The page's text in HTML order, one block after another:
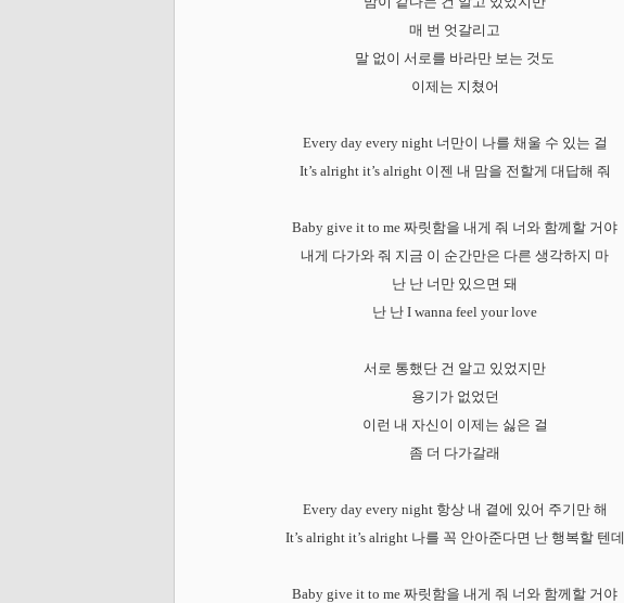
매 번 엇갈리고
말 없이 서로를 바라만 보는 것도
이제는 지쳤어
Every day every night 너만이 나를 채울 수 있는 걸
It’s alright it’s alright 이젠 내 맘을 전할게 대답해 줘
Baby give it to me 짜릿함을 내게 줘 너와 함께할 거야
내게 다가와 줘 지금 이 순간만은 다른 생각하지 마
난 난 너만 있으면 돼
난 난 I wanna feel your love
서로 통했단 건 알고 있었지만
용기가 없었던
이런 내 자신이 이제는 싫은 걸
좀 더 다가갈래
Every day every night 항상 내 곁에 있어 주기만 해
It’s alright it’s alright 나를 꼭 안아준다면 난 행복할 텐데
Baby give it to me 짜릿함을 내게 줘 너와 함께할 거야